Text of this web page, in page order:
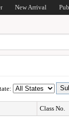
New Arrival
Class No.